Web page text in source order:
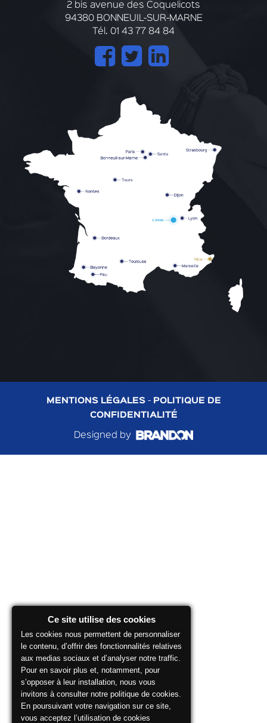
2 bis avenue des Coquelicots
94380 BONNEUIL-SUR-MARNE
Tél. 01 43 77 84 84
MENTIONS LÉGALES- POLITIQUE DE
CONFIDENTIALITÉ
Designed by
Ce site utilise des cookies
Les cookies nous permettent de personnaliser
le contenu, d’offrir des fonctionnalités relatives
aux medias sociaux et d’analyser notre traffic.
Pour en savoir plus et, notamment, pour
s’opposer à leur installation, nous vous
invitons à consulter notre politique de cookies.
En poursuivant votre navigation sur ce site,
vous acceptez l’utilisation de cookies